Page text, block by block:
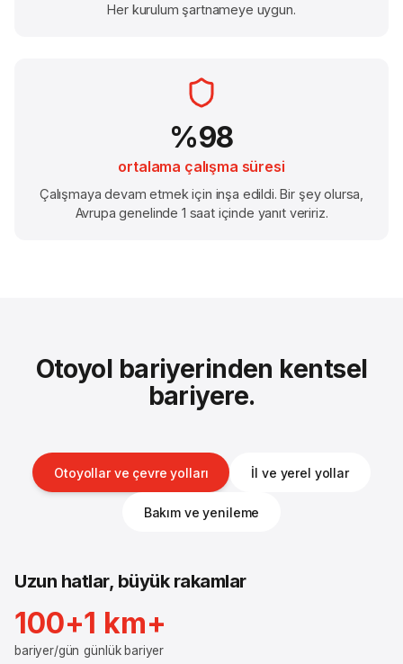
Her kurulum şartnameye uygun.
%98
ortalama çalışma süresi
Çalışmaya devam etmek için inşa edildi. Bir şey olursa,
Avrupa genelinde 1 saat içinde yanıt veririz.
Otoyol bariyerinden kentsel
bariyere.
Otoyollar ve çevre yolları İl ve yerel yollar
Bakım ve yenileme
Uzun hatlar, büyük rakamlar
100+
bariyer/gün
1 km+
günlük bariyer